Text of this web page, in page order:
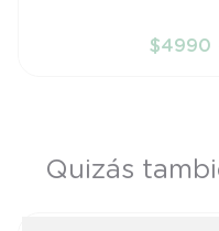
$4990
Quizás